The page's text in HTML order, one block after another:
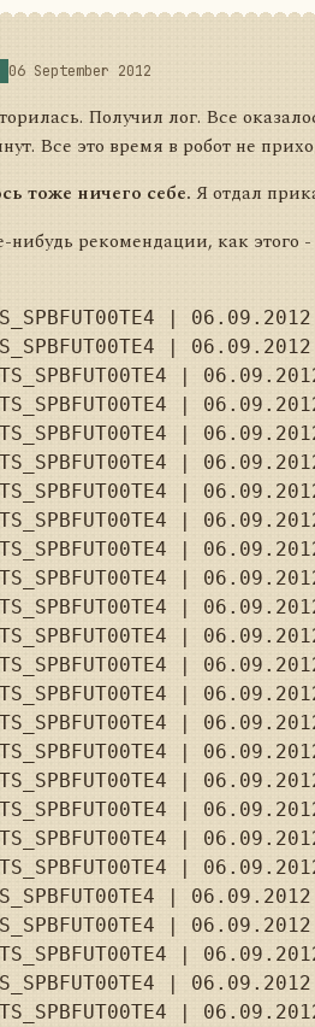
06 September 2012
Получил лог. Все
Все это время в робот не
тоже ничего себе. Я отдал
нибудь рекомендации, как этого
|
|
|
|
|
|
|
|
|
|
|
|
|
|
|
|
|
|
|
|
|
|
|
|
|